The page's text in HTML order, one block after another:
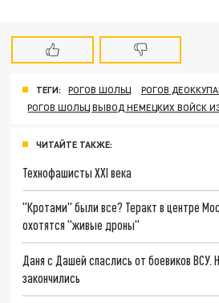
ТЕГИ: РОГОВ ШОЛЬЦ
РОГОВ
РОГОВ ШОЛЬЦ ВЫВОД НЕМЕЦКИХ ВОЙСК
ЧИТАЙТЕ ТАКЖЕ:
Технофашисты XXI века
"Кротами" были все? Теракт в центре
охотятся "живые дроны"
Даня с Дашей спаслись от боевиков
закончились